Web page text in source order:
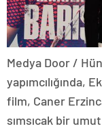
Medya Door /
yapımcılığında,
film, Caner
sımsıcak bir